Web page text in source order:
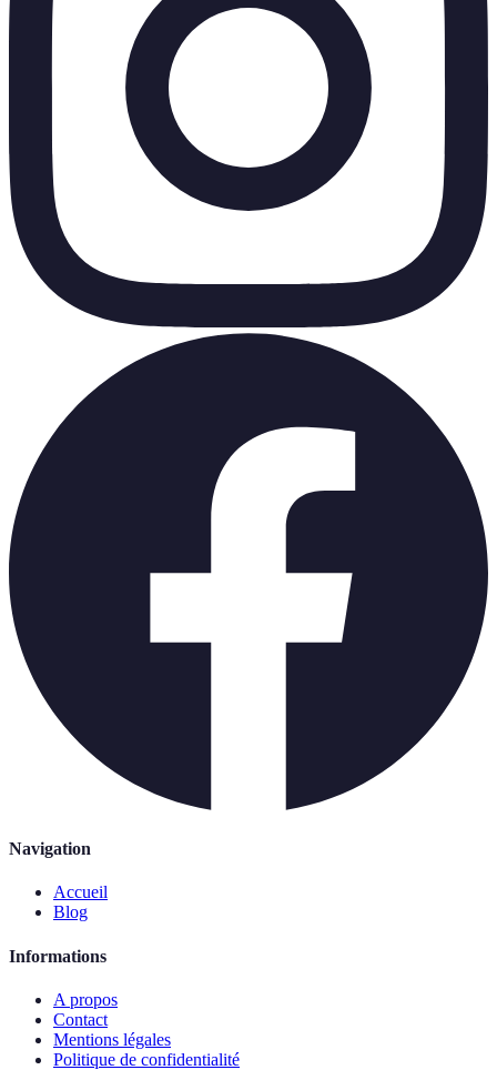
Navigation
Accueil
Blog
Informations
A propos
Contact
Mentions légales
Politique de confidentialité